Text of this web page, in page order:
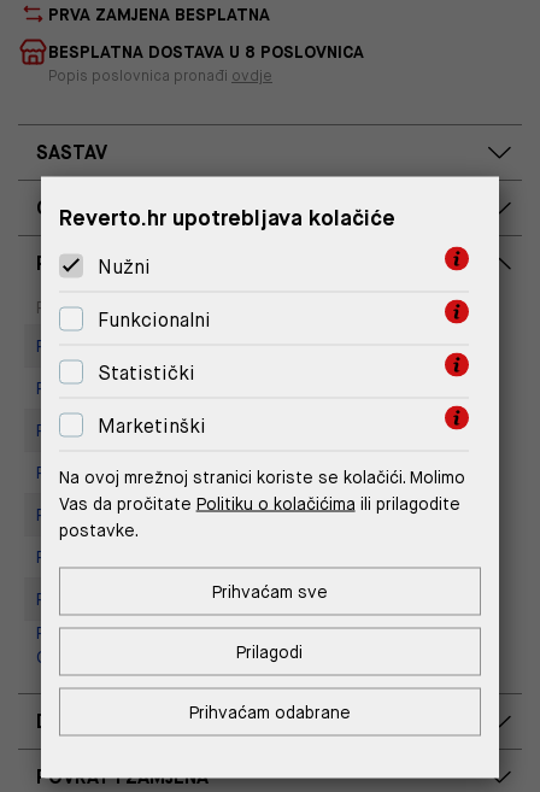
PRVA ZAMJENA BESPLATNA
BESPLATNA DOSTAVA U 8 POSLOVNICA
Popis poslovnica pronađi ovdje
SASTAV
OPIS PROIZVODA
RASPOLOŽIVOST PO POSLOVNICAMA
Poslovnica
Na upit
Replay Outlet Store, Split
Replay store, Arena centar
Replay Store, City Center One
Replay Store, Joker Centar
Replay Store, Mall of Split
Replay store, Tower Centar
Replay Store, Supernova Zadar
Replay Outlet Store, Designer
Outlet Croatia
DOSTAVA
POVRAT I ZAMJENA
Reverto.hr upotrebljava kolačiće
Nužni
Funkcionalni
Statistički
Marketinški
Na ovoj mrežnoj stranici koriste se kolačići. Molimo
Vas da pročitate Politiku o kolačićima ili prilagodite
postavke.
Prihvaćam odabrane
Prilagodi
Prihvaćam sve